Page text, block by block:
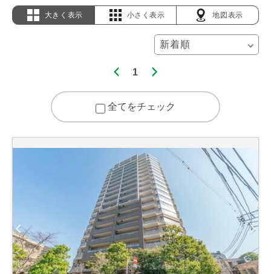
大きく表示 小さく表示 地図表示
1
全てをチェック